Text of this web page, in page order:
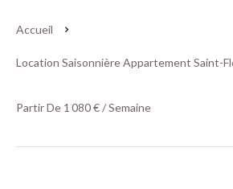
Accueil
Location Saisonnière Appartement Saint-
Partir De 1 080 € / Semaine